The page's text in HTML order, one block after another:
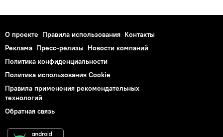
О проекте Правила использования Контакты
Реклама Пресс-релизы Новости компаний
Политика конфиденциальности
Политика использования Cookie
Правила применения рекомендательных
технологий
Обратная связь